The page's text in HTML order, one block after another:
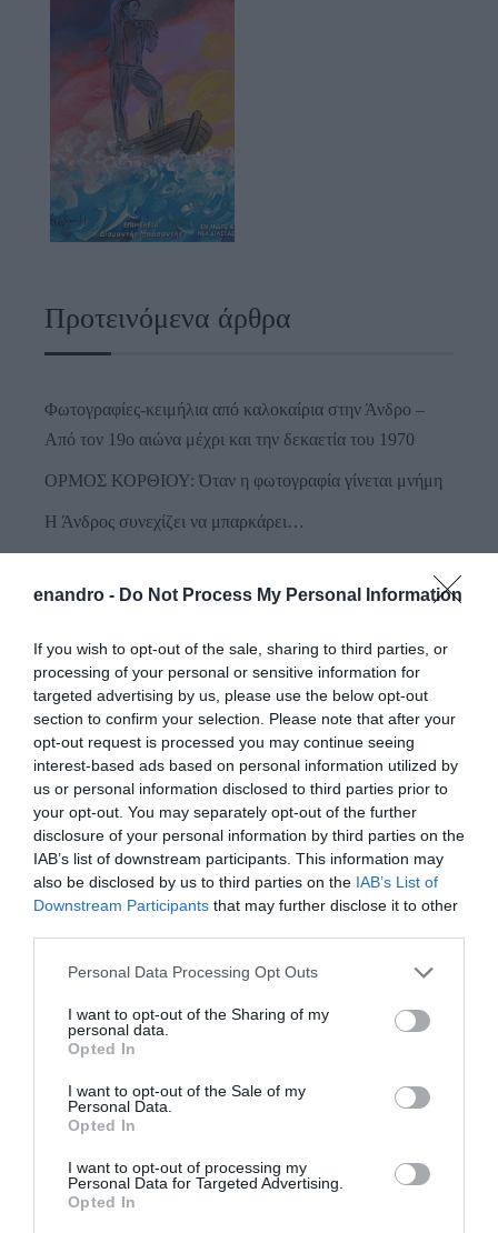
enandro - Do Not Process My Personal Information
If you wish to opt-out of the sale, sharing to third parties, or
processing of your personal or sensitive information for
targeted advertising by us, please use the below opt-out
section to confirm your selection. Please note that after your
opt-out request is processed you may continue seeing
interest-based ads based on personal information utilized by
us or personal information disclosed to third parties prior to
your opt-out. You may separately opt-out of the further
disclosure of your personal information by third parties on the
IAB’s list of downstream participants. This information may
also be disclosed by us to third parties on the IAB’s List of
Downstream Participants that may further disclose it to other
Please note that this website/app uses one or more Google
not limited to your visit or usage behaviour. You may click to
grant or deny consent to Google and its third-party tags to
use your data for below specified purposes in below Google
consent section.
Personal Data Processing Opt Outs
I want to opt-out of the Sharing of my
personal data.
Opted In
I want to opt-out of the Sale of my
Personal Data.
Opted In
I want to opt-out of processing my
Personal Data for Targeted Advertising.
Opted In
Προτεινόμενα άρθρα
Φωτογραφίες-κειμήλια από καλοκαίρια στην Άνδρο –
Από τον 19ο αιώνα μέχρι και την δεκαετία του 1970
ΟΡΜΟΣ ΚΟΡΘΙΟΥ: Όταν η φωτογραφία γίνεται μνήμη
Η Άνδρος συνεχίζει να μπαρκάρει…
Κυκλάδες
ικανότητα στο επίκεντρο
Πρόσφατα Άρθρα
ΔΥΟ ΚΑΛΟΚΑΙΡΙΝΑ
ΔΡΩΜΕΝΑ: Όταν η νέα
γενιά συναντά τη
ναυτοσύνη του νησιού
09/08/2026
ΠΡΟΣΟΧΗ: Πολύ υψηλός
Κυκλάδες
Από τον 19ο αιώνα μέχρι
και την δεκαετία του 1970